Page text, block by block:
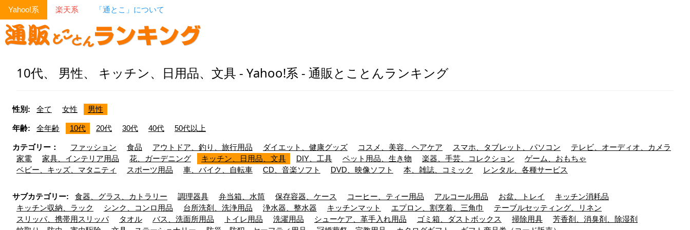
Yahoo!系 楽天系 「通とこ」について
10代、 男性、 キッチン、日用品、文具 - Yahoo!系 - 通販とことんランキング
性別: 全て 女性 男性
年齢: 全年齢 10代 20代 30代 40代 50代以上
カテゴリー： ファッション 食品 アウトドア、釣り、旅行用品 ダイエット、健康グッズ コスメ、美容、ヘアケア スマホ、タブレット、パソコン
テレビ、オーディオ、カメラ
家電
家具、インテリア用品 花、ガーデニング キッチン、日用品、文具 DIY、工具 ペット用品、生き物 楽器、手芸、コレクション
ゲーム、おもちゃ
ベビー、キッズ、マタニティ
スポーツ用品 車、バイク、自転車 CD、音楽ソフト DVD、映像ソフト 本、雑誌、コミック レンタル、各種サービス
サブカテゴリー: 食器、グラス、カトラリー 調理器具 弁当箱、水筒 保存容器、ケース コーヒー、ティー用品 アルコール用品 お盆、トレイ
キッチン消耗品
キッチン収納、ラック
シンク、コンロ用品 台所洗剤、洗浄用品 浄水器、整水器 キッチンマット エプロン、割烹着、三角巾
テーブルセッティング、リネン
スリッパ、携帯用スリッパ
タオル バス、洗面所用品 トイレ用品 洗濯用品 シューケア、革手入れ用品 ゴミ箱、ダストボックス 掃除用具
芳香剤、消臭剤、除湿剤